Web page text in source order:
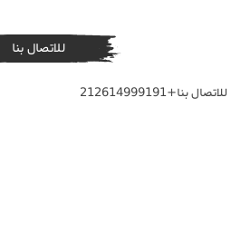
للاتصال بنا
للاتصال بنا+212614999191